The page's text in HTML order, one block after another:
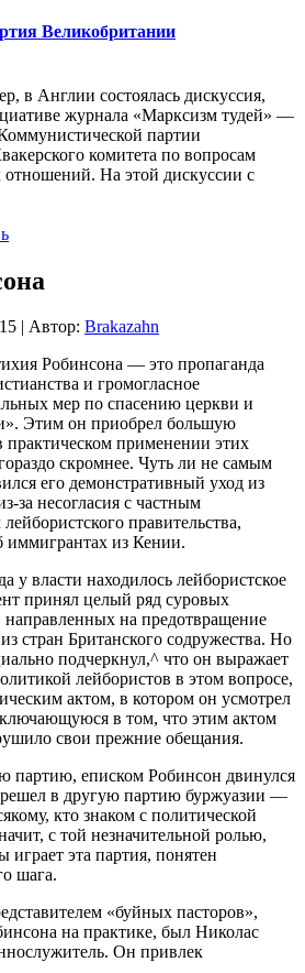
Великобритании
в Англии состоялась дискуссия,
журнала «Марксизм тудей» —
партии
комитета по вопросам
На этой дискуссии с
| Автор: Brakazahn
Робинсона — это пропаганда
и громогласное
мер по спасению церкви и
Этим он приобрел большую
практическом применении этих
скромнее. Чуть ли не самым
его демонстративный уход из
за несогласия с частным
правительства,
иммигрантах из Кении.
у власти находилось лейбористское
принял целый ряд суровых
направленных на предотвращение
стран Британского содружества. Но
подчеркнул,^ что он выражает
лейбористов в этом вопросе,
актом, в котором он усмотрел
в том, что этим актом
свои прежние обещания.
партию, еписком Робинсон двинулся
в другую партию буржуазии —
кто знаком с политической
с той незначительной ролью,
эта партия, понятен
шага.
«буйных пасторов»,
на практике, был Николас
Он привлек